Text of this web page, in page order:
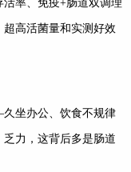
率、免疫+肠道双调理
高活菌量和实测好效
坐办公、饮食不规律
力，这背后多是肠道